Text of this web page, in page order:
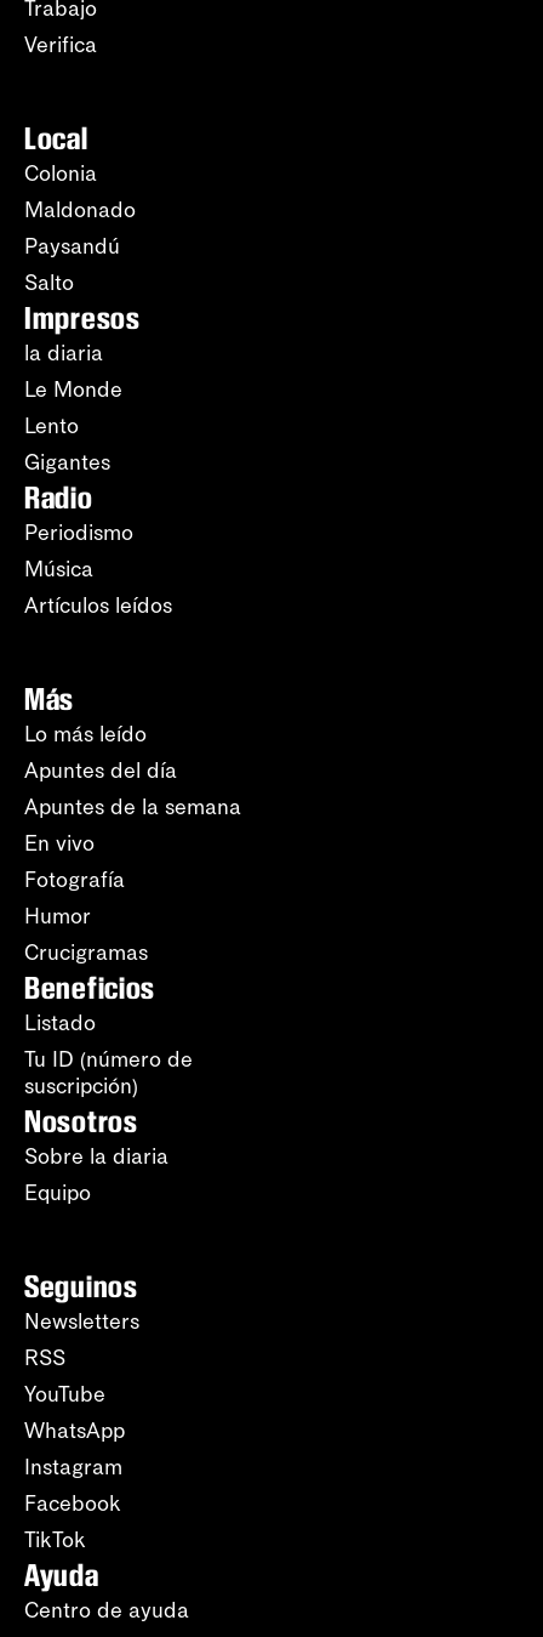
Trabajo
Verifica
Local
Colonia
Maldonado
Paysandú
Salto
Impresos
la diaria
Le Monde
Lento
Gigantes
Radio
Periodismo
Música
Artículos leídos
Más
Lo más leído
Apuntes del día
Apuntes de la semana
En vivo
Fotografía
Humor
Crucigramas
Beneficios
Listado
Tu ID (número de
suscripción)
Nosotros
Sobre la diaria
Equipo
Seguinos
Newsletters
RSS
YouTube
WhatsApp
Instagram
Facebook
TikTok
Ayuda
Centro de ayuda